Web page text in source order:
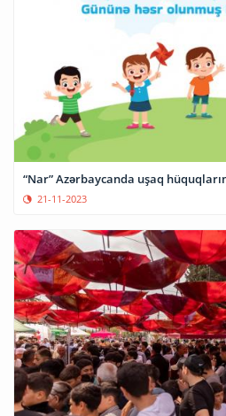
“Nar” Azərbaycanda uşaq
21-11-2023